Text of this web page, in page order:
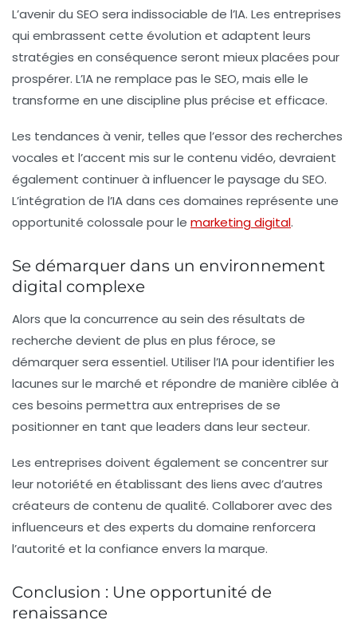
L’avenir du SEO sera indissociable de l’IA. Les entreprises
qui embrassent cette évolution et adaptent leurs
stratégies en conséquence seront mieux placées pour
prospérer. L’IA ne remplace pas le SEO, mais elle le
transforme en une discipline plus précise et efficace.
Les tendances à venir, telles que l’essor des recherches
vocales et l’accent mis sur le contenu vidéo, devraient
également continuer à influencer le paysage du SEO.
L’intégration de l’IA dans ces domaines représente une
opportunité colossale pour le marketing digital.
Se démarquer dans un environnement
digital complexe
Alors que la concurrence au sein des résultats de
recherche devient de plus en plus féroce, se
démarquer sera essentiel. Utiliser l’IA pour identifier les
lacunes sur le marché et répondre de manière ciblée à
ces besoins permettra aux entreprises de se
positionner en tant que leaders dans leur secteur.
Les entreprises doivent également se concentrer sur
leur notoriété en établissant des liens avec d’autres
créateurs de contenu de qualité. Collaborer avec des
influenceurs et des experts du domaine renforcera
l’autorité et la confiance envers la marque.
Conclusion : Une opportunité de
renaissance